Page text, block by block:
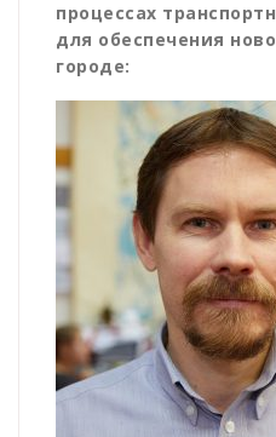
процессах
для обеспечения
городе: